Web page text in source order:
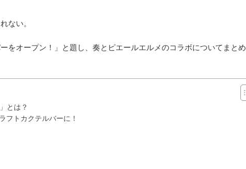
ない。
をオープン！」と題し、奏とピエールエルメのコラボについてまとめ
とは？
フトカクテルバーに！